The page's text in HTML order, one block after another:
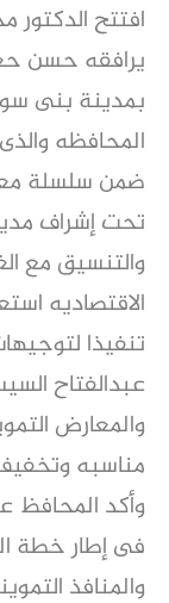
افتتح
يرافقه حسن
بمدينة بنى
المحافظه
ضمن سلسلة
تحت إشراف
والتنسيق مع
الاقتصاديه
تنفيذا
عبدالفتاح
والمعارض
مناسبه وتخفيف
وأكد المحافظ
فى إطار خطة
والمنافذ